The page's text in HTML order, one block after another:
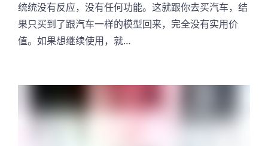
统统没有反应，没有任何功能。这就跟你去买汽车，结
果只买到了跟汽车一样的模型回来，完全没有实用价
值。如果想继续使用，就…